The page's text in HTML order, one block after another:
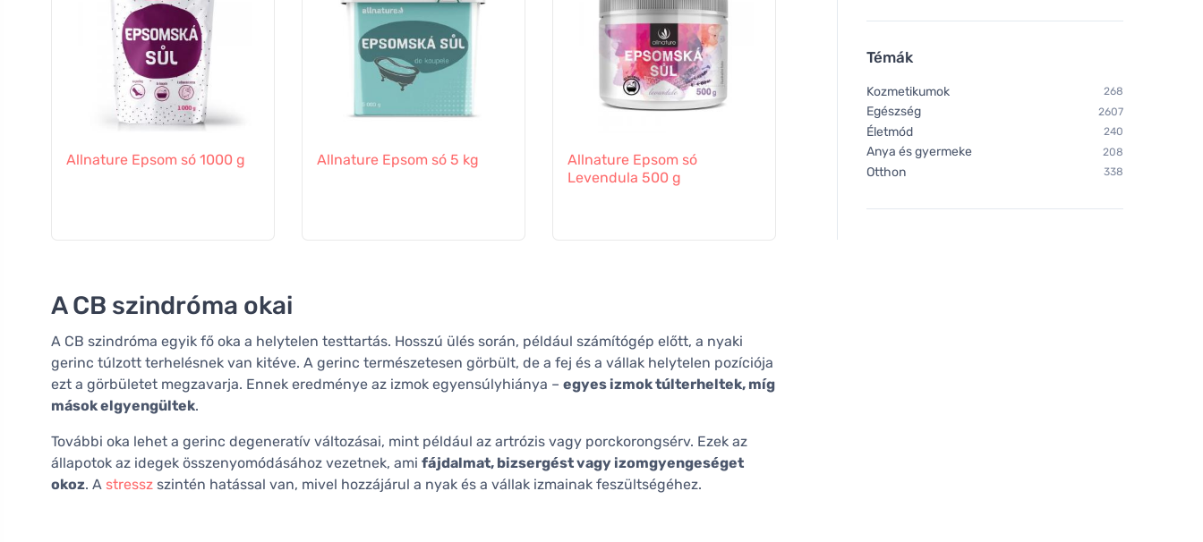
Allnature Epsom só 1000 g Allnature Epsom só 5 kg
Allnature Epsom só
Levendula 500 g
Ecodis Anaé by Epsom só
(2,5 kg-os zsák) -
Ecodis Anaé by
kg) - fürdőhöz,
A CB szindróma okai
A CB szindróma egyik fő oka a helytelen testtartás. Hosszú ülés során, például számítógép előtt, a nyaki
gerinc túlzott terhelésnek van kitéve. A gerinc természetesen görbült, de a fej és a vállak helytelen pozíciója
ezt a görbületet megzavarja. Ennek eredménye az izmok egyensúlyhiánya – egyes izmok túlterheltek, míg
mások elgyengültek.
További oka lehet a gerinc degeneratív változásai, mint például az artrózis vagy porckorongsérv. Ezek az
állapotok az idegek összenyomódásához vezetnek, ami fájdalmat, bizsergést vagy izomgyengeséget
okoz. A stressz szintén hatással van, mivel hozzájárul a nyak és a vállak izmainak feszültségéhez.
Témák
Kozmetikumok 268
Egészség 2607
Életmód 240
Anya és gyermeke 208
Otthon 338